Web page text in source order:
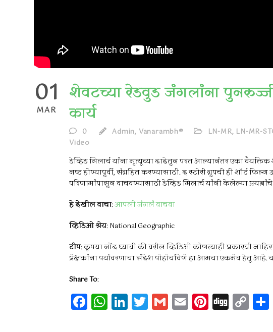
01
MAR
शेवटच्या रेडवुड जंगलांना
कार्य
0 Admin, Vanarambh® LN-MR, LN-MR-
Video
डेव्हिड मिलार्च यांना मृत्यूच्या दाढेतून परत आल्यानंतर एका
नष्ट होण्यापूर्वी, संग्रहित करण्यासाठी. द स्टोरी ग्रुपची ही शॉर्ट
परिणामांपासून वाचवण्यासाठी डेव्हिड मिलार्च यांनी केलेल्या
हे देखील वाचा:आपली जंगलं वाचवा
व्हिडिओ श्रेय: National Geographic
टीप: कृपया नोंद घ्यावी की वरील व्हिडिओ कोणत्याही प्रकारची
प्रेक्षकांना पर्यावरणाचा संदेश पोहोचविणे हा आमचा एकमेव हेतू आहे.
Share To:
Facebook
WhatsApp
LinkedIn
Twitter
Gmail
EmailPinterest
Digg
Link